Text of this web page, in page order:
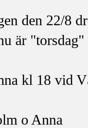
den 22/8
är
kl 18 vid
o Anna